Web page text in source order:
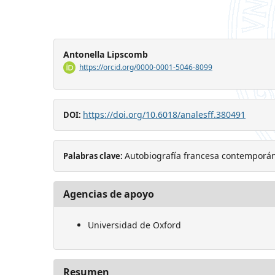
Antonella Lipscomb
https://orcid.org/0000-0001-5046-8099
DOI: https://doi.org/10.6018/analesff.380491
Palabras clave: Autobiografía francesa
Agencias de apoyo
Universidad de Oxford
Resumen